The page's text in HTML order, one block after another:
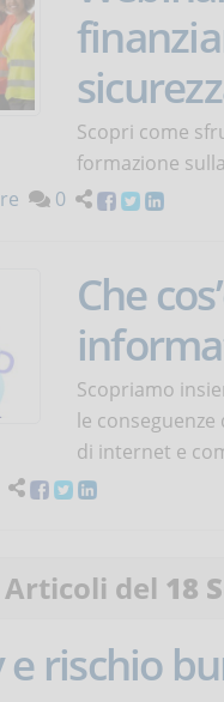
Scopri come
formazione
0
Che
Scopriamo
le
di internet e
Articoli del 18
rischio